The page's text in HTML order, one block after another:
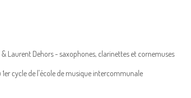
Laurent Dehors - saxophones, clarinettes et cornemuses
1er cycle de l'école de musique intercommunale